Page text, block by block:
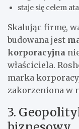
staje się celem
Skalując firmę,
budowana jest
korporacyjna
właściciela.
marka
zakorzeniona w
3.